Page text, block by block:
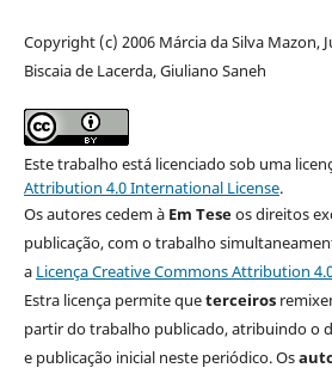
Copyright (c) 2006 Márcia da Silva Mazon,
Biscaia de Lacerda, Giuliano Saneh
Este trabalho está licenciado sob uma
Attribution 4.0 International License.
Os autores cedem à Em Teseos direitos
publicação, com o trabalho
a Licença Creative Commons Attribution
Estra licença permite queterceiros
partir do trabalho publicado, atribuindo o
e publicação inicial neste periódico. Os